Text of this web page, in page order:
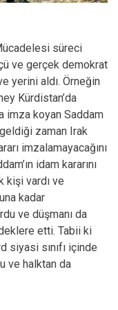
süreci
ve gerçek demokrat
yerini aldı. Örneğin
Kürdistan’da
imza koyan Saddam
zaman Irak
imzalamayacağını
idam kararını
kişi vardı ve
kadar
ve düşmanı da
etti. Tabii ki
siyasi sınıfı içinde
ve halktan da